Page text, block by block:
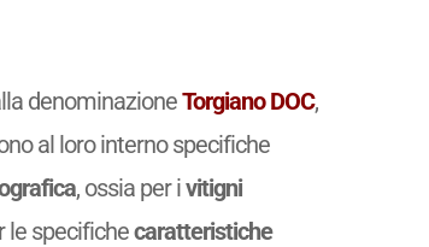
denominazioneTorgiano DOC,
al loro interno specifiche
, ossia per ivitigni
le specifichecaratteristiche